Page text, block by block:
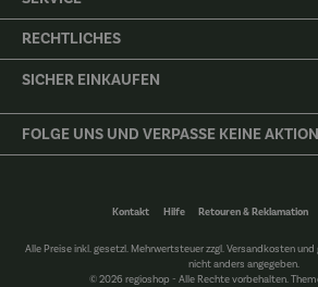
RECHTLICHES
SICHER EINKAUFEN
FOLGE UNS UND VERPASSE KEINE
Kontakt Hilfe Retouren & Reklamation
Alle Preise inkl. gesetzl. Mehrwertsteuer zzgl.Versandkostenund
nicht anders angegeben.
© 2026 regioshop - Alle Rechte vorbehalten.